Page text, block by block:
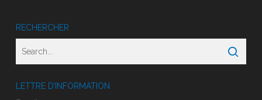
RECHERCHER
LETTRE D’INFORMATION